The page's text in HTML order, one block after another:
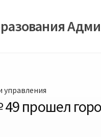
управления
прошел